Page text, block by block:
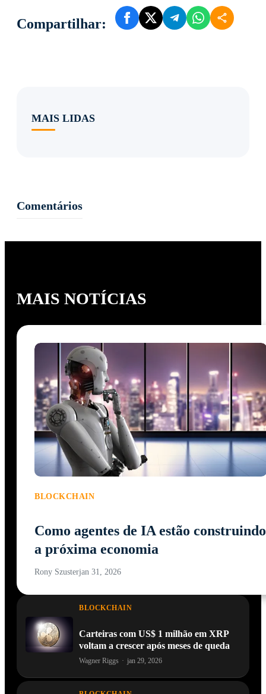
Compartilhar:
MAIS LIDAS
Comentários
MAIS NOTÍCIAS
BLOCKCHAIN
Como agentes de IA estão construindo
a próxima economia
Rony Szusterjan 31, 2026
BLOCKCHAIN
Carteiras com US$ 1 milhão em XRP
voltam a crescer após meses de queda
Wagner Riggs · jan 29, 2026